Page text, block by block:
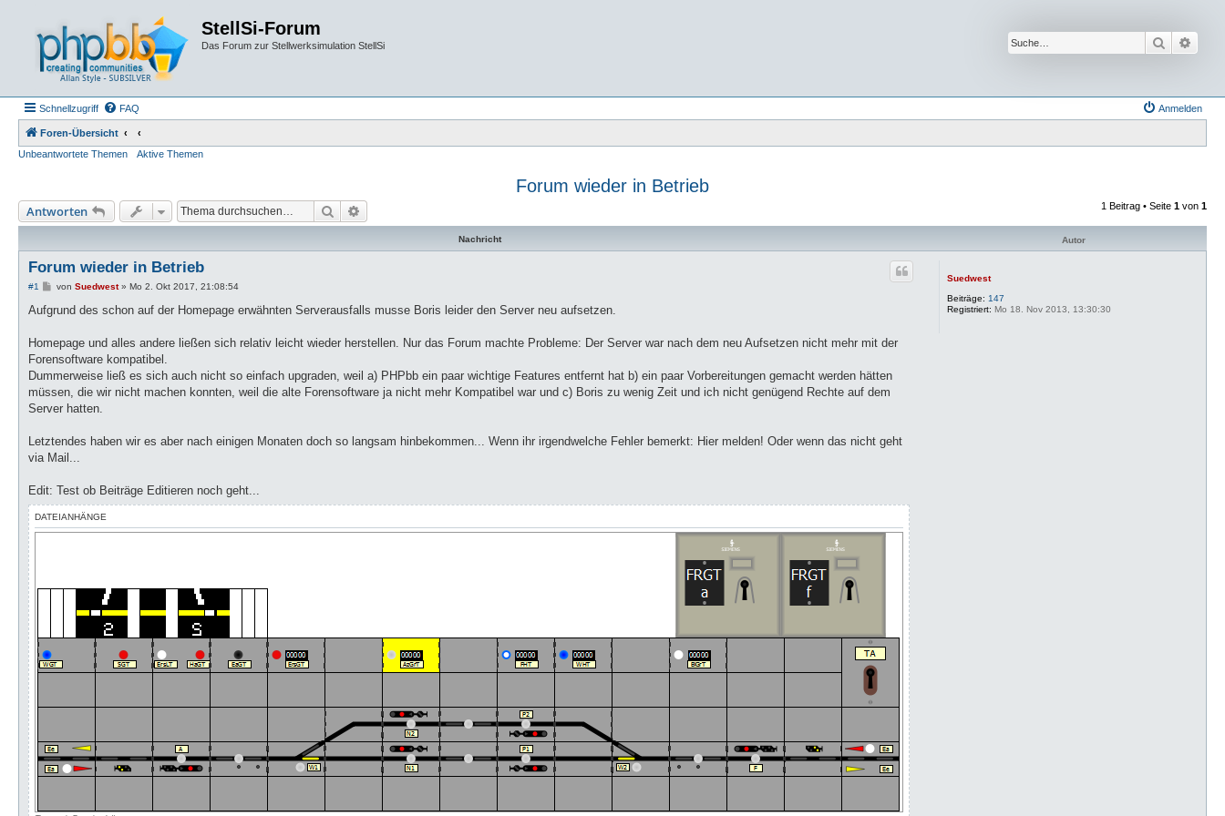
StellSi-Forum
Das Forum zur Stellwerksimulation StellSi Suche
Schnellzugriff FAQ Anmelden
Foren-Übersicht
Unbeantwortete Themen
Aktive Themen
Forum wieder in Betrieb
Antworten Suche 1 Beitrag • Seite 1 von 1
Nachricht Autor
Suedwest
Beiträge: 147
Registriert: Mo 18. Nov 2013, 13:30:30
Forum wieder in Betrieb
#1
B
i
t
a
von Suedwest» Mo 2. Okt 2017, 21:08:54
Aufgrund des schon auf der Homepage erwähnten Serverausfalls musse Boris leider den Server neu aufsetzen.
Homepage und alles andere ließen sich relativ leicht wieder herstellen. Nur das Forum machte Probleme: Der Server war nach dem neu Aufsetzen nicht mehr mit der
Forensoftware kompatibel.
Dummerweise ließ es sich auch nicht so einfach upgraden, weil a) PHPbb ein paar wichtige Features entfernt hat b) ein paar Vorbereitungen gemacht werden hätten
müssen, die wir nicht machen konnten, weil die alte Forensoftware ja nicht mehr Kompatibel war und c) Boris zu wenig Zeit und ich nicht genügend Rechte auf dem
Server hatten.
Letztendes haben wir es aber nach einigen Monaten doch so langsam hinbekommen... Wenn ihr irgendwelche Fehler bemerkt: Hier melden! Oder wenn das nicht geht
via Mail...
Edit: Test ob Beiträge Editieren noch geht...
DATEIANHÄNGE